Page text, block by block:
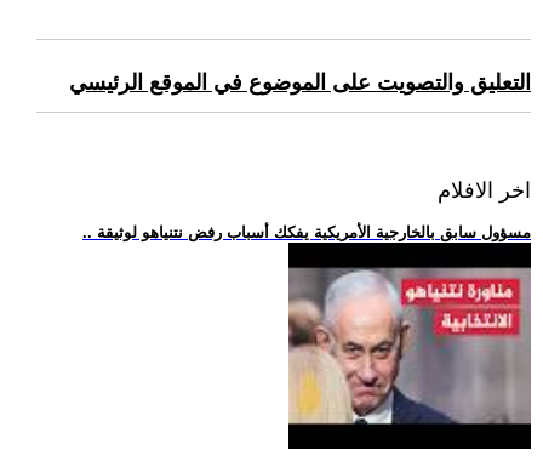
التعليق والتصويت على الموضوع في الموقع الرئيسي
اخر الافلام
.. مسؤول سابق بالخارجية الأمريكية يفكك أسباب رفض نتنياهو لوثيقة